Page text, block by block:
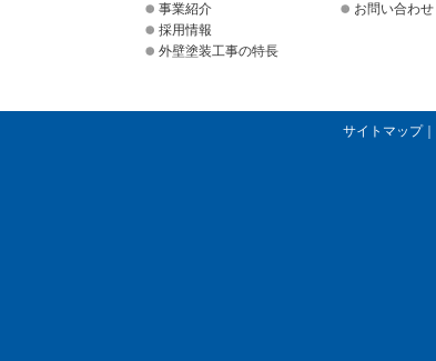
事業紹介
採用情報
外壁塗装工事の特長
お問い合わせ
サイトマップ｜